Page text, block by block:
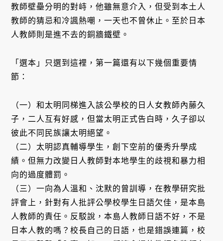
教師壁壘分明的對峙，他雖無意介入，但受到本土人
教師的猜忌和冷諷熱嘲，一天也不曾休止。至於日本
人教師則是進不去的銅牆鐵壁。
「選本」只選到這裡，第一篇還有以下幾個重要情
節：
（一）和太明同梯進入該公學校的日人女教師內藤久
子，二人互有好感，但當太明正式告白時，久子卻以
彼此不同民族讓太明絕望。
（二）太明認真輔導學生，創下空前的優秀升學成
績。但無力改變日人教師對本地學生的歧視和暴力相
向的過度體罰。
（三）一向為人溫和、沈默的曾訓導，在教學研究批
評會上，針對有人批評公學校學生日語欠佳，是本島
人教師的責任。反駁說，本島人教師日語不好，不是
日本人教的嗎？校長自己的日語，也是錯誤連篇，校